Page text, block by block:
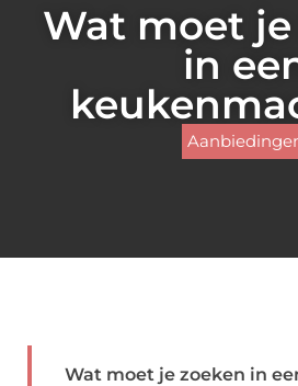
Wat moet
in
Wat moet je zoeken in